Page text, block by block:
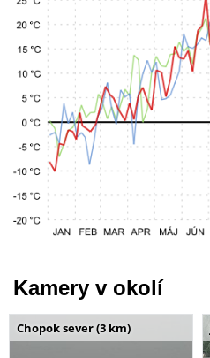
Kamery v okolí
Chopok sever (3 km)